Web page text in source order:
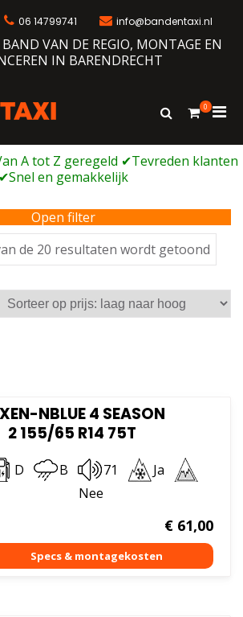
06 14799741 info@bandentaxi.nl
VAN DE REGIO, MONTAGE EN
IN BARENDRECHT
Bandengarage met eigen webshop
Toon
0
voor
Open filter
de 20 resultaten wordt getoond
op
prijs:
laag
NBLUE 4 SEASON
2 155/65 R14 75T
D B 71
Ja
Nee
€61,00